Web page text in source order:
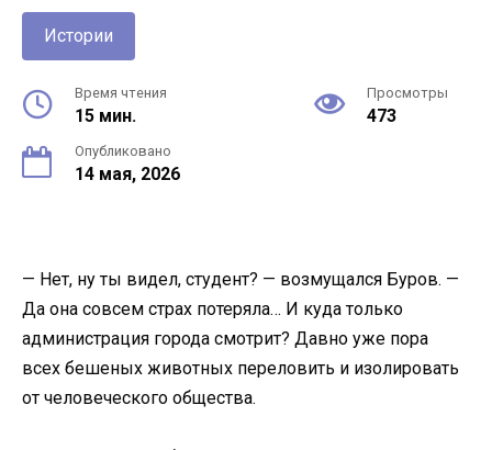
Истории
Время чтения
15 мин.
Просмотры
473
Опубликовано
14 мая, 2026
— Нет, ну ты видел, студент? — возмущался Буров. —
Да она совсем страх потеряла… И куда только
администрация города смотрит? Давно уже пора
всех бешеных животных переловить и изолировать
от человеческого общества.